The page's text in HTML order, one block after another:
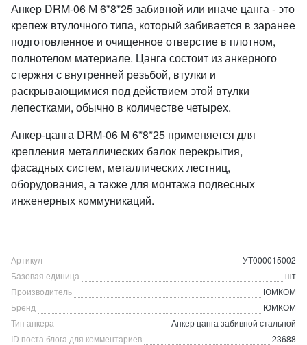
Анкер DRM-06 М 6*8*25 забивной или иначе цанга - это
крепеж втулочного типа, который забивается в заранее
подготовленное и очищенное отверстие в плотном,
полнотелом материале. Цанга состоит из анкерного
стержня с внутренней резьбой, втулки и
раскрывающимися под действием этой втулки
лепестками, обычно в количестве четырех.
Анкер-цанга DRM-06 М 6*8*25 применяется для
крепления металлических балок перекрытия,
фасадных систем, металлических лестниц,
оборудования, а также для монтажа подвесных
инженерных коммуникаций.
Артикул
УТ000015002
Базовая единица
шт
Производитель
ЮМКОМ
Бренд
ЮМКОМ
Тип анкера
Анкер цанга забивной стальной
ID поста блога для комментариев
23688